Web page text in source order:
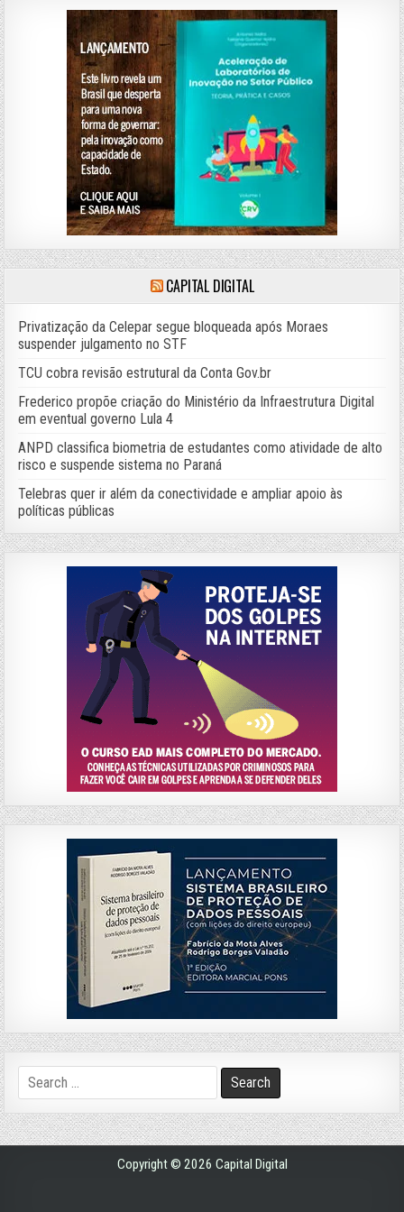
CAPITAL DIGITAL
Privatização da Celepar segue bloqueada após Moraes
suspender julgamento no STF
TCU cobra revisão estrutural da Conta Gov.br
Frederico propõe criação do Ministério da Infraestrutura Digital
em eventual governo Lula 4
ANPD classifica biometria de estudantes como atividade de alto
risco e suspende sistema no Paraná
Telebras quer ir além da conectividade e ampliar apoio às
políticas públicas
Search
for:
Copyright © 2026 Capital Digital